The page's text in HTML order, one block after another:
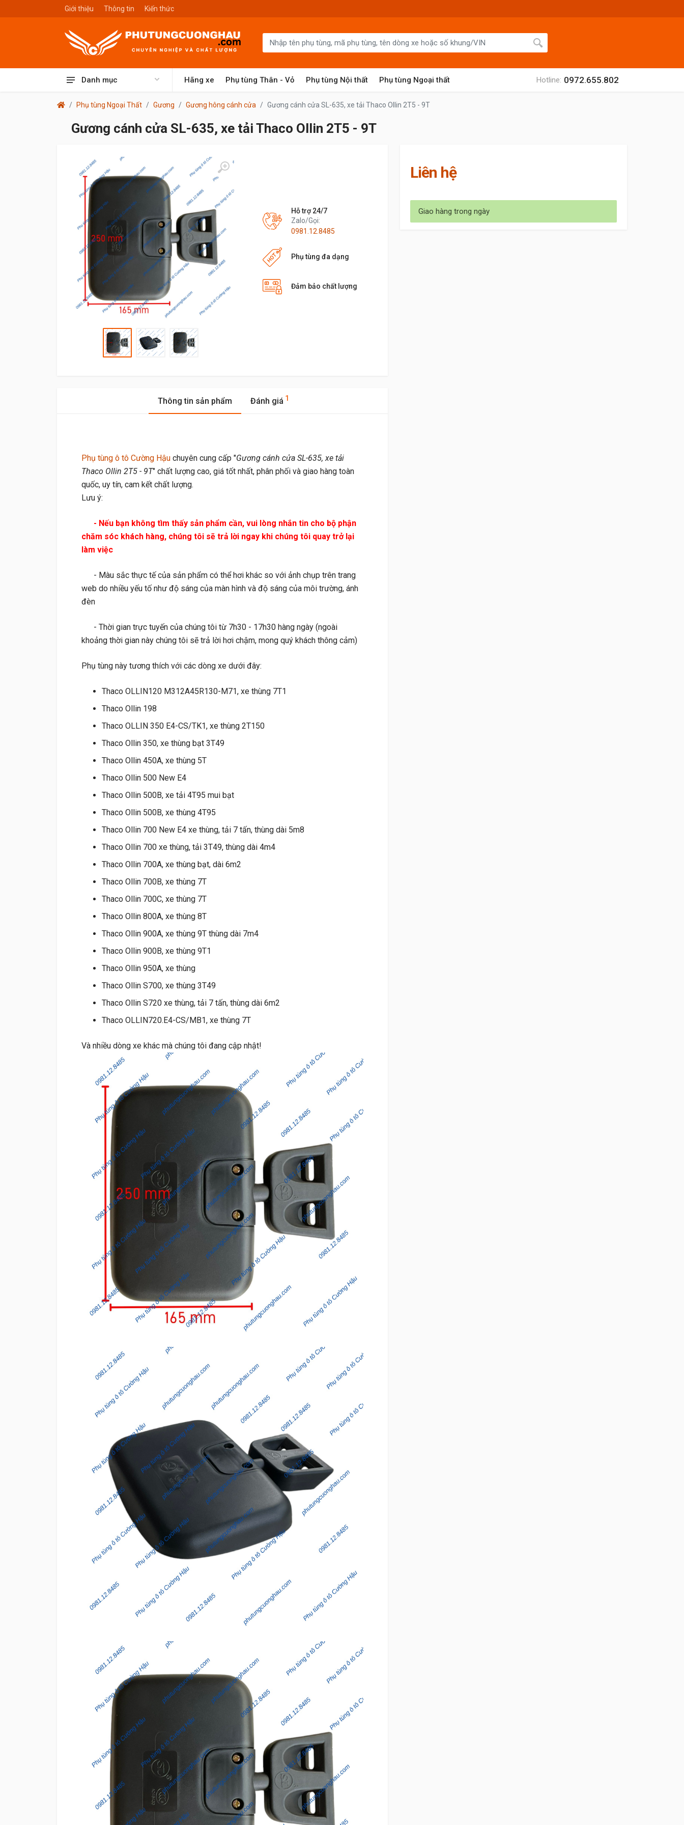
Giới thiệu Thông tin Kiến thức
Danh mục Hãng xe Phụ tùng Thân - Vỏ Phụ tùng Nội thất Phụ tùng Ngoại thất Hotline: 0972.655.802
Phụ tùng Ngoại Thất Gương Gương hông cánh cửa Gương cánh cửa SL-635, xe tải Thaco Ollin 2T5 - 9T
Gương cánh cửa SL-635, xe tải Thaco Ollin 2T5 - 9T
Hỗ trợ 24/7
Zalo/Gọi:
0981.12.8485
Phụ tùng đa dạng
Đảm bảo chất lượng
Liên hệ
Giao hàng trong ngày
Thông tin sản phẩm Đánh giá 1
Phụ tùng ô tô Cường Hậu chuyên cung cấp "Gương cánh cửa SL-635, xe tải
Thaco Ollin 2T5 - 9T" chất lượng cao, giá tốt nhất, phân phối và giao hàng toàn
quốc, uy tín, cam kết chất lượng.
Lưu ý:
- Nếu bạn không tìm thấy sản phẩm cần, vui lòng nhắn tin cho bộ phận
chăm sóc khách hàng, chúng tôi sẽ trả lời ngay khi chúng tôi quay trở lại
làm việc
- Màu sắc thực tế của sản phẩm có thể hơi khác so với ảnh chụp trên trang
web do nhiều yếu tố như độ sáng của màn hình và độ sáng của môi trường, ánh
đèn
- Thời gian trực tuyến của chúng tôi từ 7h30 - 17h30 hàng ngày (ngoài
khoảng thời gian này chúng tôi sẽ trả lời hơi chậm, mong quý khách thông cảm)
Phụ tùng này tương thích với các dòng xe dưới đây:
Thaco OLLIN120 M312A45R130-M71, xe thùng 7T1
Thaco Ollin 198
Thaco OLLIN 350 E4-CS/TK1, xe thùng 2T150
Thaco Ollin 350, xe thùng bạt 3T49
Thaco Ollin 450A, xe thùng 5T
Thaco Ollin 500 New E4
Thaco Ollin 500B, xe tải 4T95 mui bạt
Thaco Ollin 500B, xe thùng 4T95
Thaco Ollin 700 New E4 xe thùng, tải 7 tấn, thùng dài 5m8
Thaco Ollin 700 xe thùng, tải 3T49, thùng dài 4m4
Thaco Ollin 700A, xe thùng bạt, dài 6m2
Thaco Ollin 700B, xe thùng 7T
Thaco Ollin 700C, xe thùng 7T
Thaco Ollin 800A, xe thùng 8T
Thaco Ollin 900A, xe thùng 9T thùng dài 7m4
Thaco Ollin 900B, xe thùng 9T1
Thaco Ollin 950A, xe thùng
Thaco Ollin S700, xe thùng 3T49
Thaco Ollin S720 xe thùng, tải 7 tấn, thùng dài 6m2
Thaco OLLIN720.E4-CS/MB1, xe thùng 7T
Và nhiều dòng xe khác mà chúng tôi đang cập nhật!